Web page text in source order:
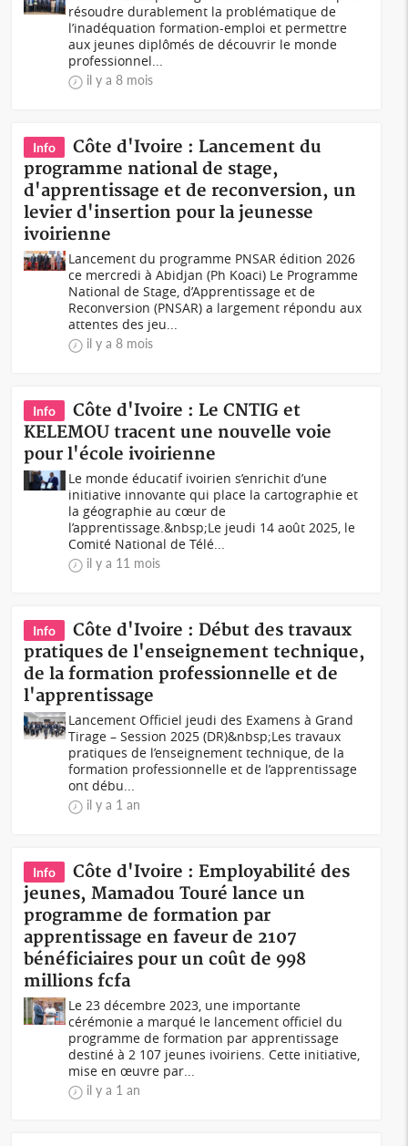
résoudre durablement la problématique de
l’inadéquation formation-emploi et permettre
aux jeunes diplômés de découvrir le monde
professionnel...
il y a 8 mois
Info
Côte d'Ivoire : Lancement du
programme national de stage,
d'apprentissage et de reconversion, un
levier d'insertion pour la jeunesse
ivoirienne
Lancement du programme PNSAR édition 2026
ce mercredi à Abidjan (Ph Koaci) Le Programme
National de Stage, d’Apprentissage et de
Reconversion (PNSAR) a largement répondu aux
attentes des jeu...
il y a 8 mois
Info
Côte d'Ivoire : Le CNTIG et
KELEMOU tracent une nouvelle voie
pour l'école ivoirienne
Le monde éducatif ivoirien s’enrichit d’une
initiative innovante qui place la cartographie et
la géographie au cœur de
l’apprentissage.&nbsp;Le jeudi 14 août 2025, le
Comité National de Télé...
il y a 11 mois
Info
Côte d'Ivoire : Début des travaux
pratiques de l'enseignement technique,
de la formation professionnelle et de
l'apprentissage
Lancement Officiel jeudi des Examens à Grand
Tirage – Session 2025 (DR)&nbsp;Les travaux
pratiques de l’enseignement technique, de la
formation professionnelle et de l’apprentissage
ont débu...
il y a 1 an
Info
Côte d'Ivoire : Employabilité des
jeunes, Mamadou Touré lance un
programme de formation par
apprentissage en faveur de 2107
bénéficiaires pour un coût de 998
millions fcfa
Le 23 décembre 2023, une importante
cérémonie a marqué le lancement officiel du
programme de formation par apprentissage
destiné à 2 107 jeunes ivoiriens. Cette initiative,
mise en œuvre par...
il y a 1 an